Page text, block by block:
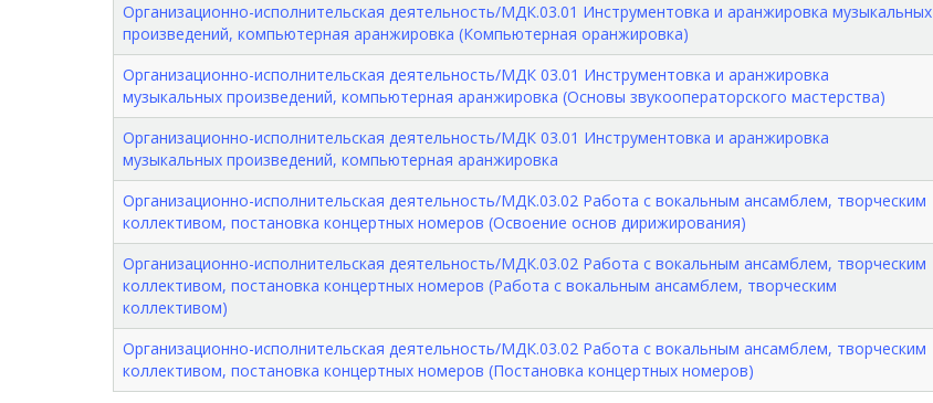
Организационно-исполнительская деятельность/МДК.03.01 Инструментовка и аранжировка музыкальных
произведений, компьютерная аранжировка (Компьютерная оранжировка)
Организационно-исполнительская деятельность/МДК 03.01 Инструментовка и аранжировка
музыкальных произведений, компьютерная аранжировка (Основы звукооператорского мастерства)
Организационно-исполнительская деятельность/МДК 03.01 Инструментовка и аранжировка
музыкальных произведений, компьютерная аранжировка
Организационно-исполнительская деятельность/МДК.03.02 Работа с вокальным ансамблем, творческим
коллективом, постановка концертных номеров (Освоение основ дирижирования)
Организационно-исполнительская деятельность/МДК.03.02 Работа с вокальным ансамблем, творческим
коллективом, постановка концертных номеров (Работа с вокальным ансамблем, творческим
коллективом)
Организационно-исполнительская деятельность/МДК.03.02 Работа с вокальным ансамблем, творческим
коллективом, постановка концертных номеров (Постановка концертных номеров)